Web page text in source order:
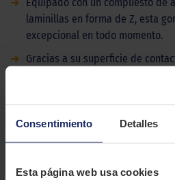
Consentimiento Detalles
Esta página web usa cookies
laminillas en forma de Z, esta
excepcional en todo momento.
➜
Gracias a su superficie de
profundidad de relieve, el
proporciona un kilometraje